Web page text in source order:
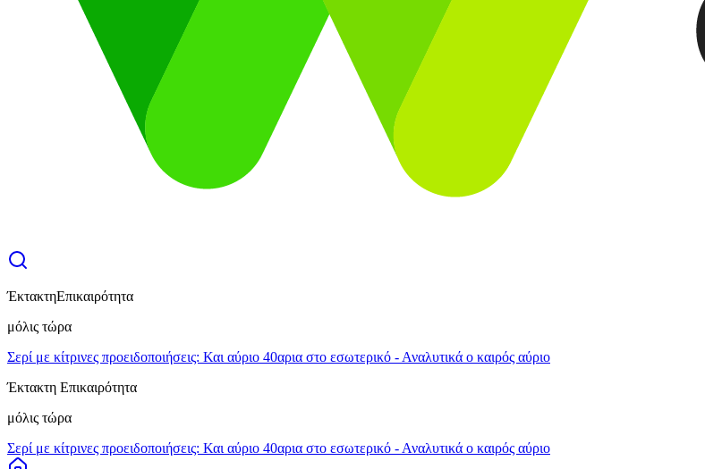
ΈκτακτηΕπικαιρότητα
μόλις τώρα
Σερί με κίτρινες προειδοποιήσεις: Και αύριο 40αρια στο εσωτερικό - Αναλυτικά ο καιρός αύριο
Έκτακτη Επικαιρότητα
μόλις τώρα
Σερί με κίτρινες προειδοποιήσεις: Και αύριο 40αρια στο εσωτερικό - Αναλυτικά ο καιρός αύριο